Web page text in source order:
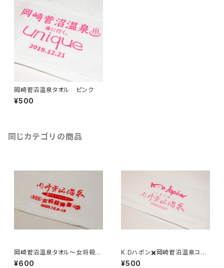
岡崎菅沼温泉タオル ピンク
¥500
同じカテゴリの商品
岡崎菅沼温泉タオル〜女将殺陣
事件〜
¥600
K.Dハポン✖️岡崎菅沼温泉コラ
ボ温泉タオル
¥500